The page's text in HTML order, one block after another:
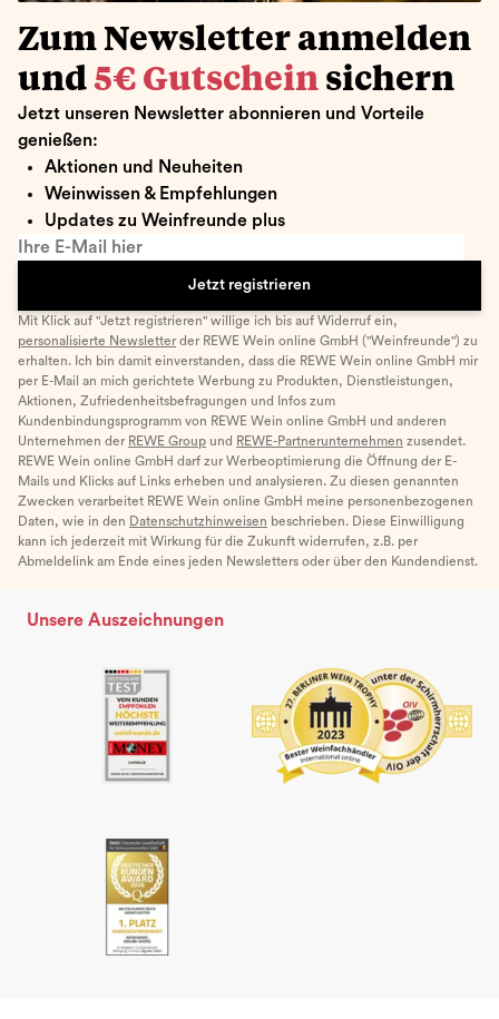
Zum Newsletter anmelden
und 5€ Gutschein sichern
Jetzt unseren Newsletter abonnieren und Vorteile
genießen:
Aktionen und Neuheiten
Weinwissen & Empfehlungen
Updates zu Weinfreunde plus
Ihre E-Mail hier
Jetzt registrieren
Mit Klick auf "Jetzt registrieren" willige ich bis auf Widerruf ein,
personalisierte Newsletter der REWE Wein online GmbH ("Weinfreunde") zu
erhalten. Ich bin damit einverstanden, dass die REWE Wein online GmbH mir
per E-Mail an mich gerichtete Werbung zu Produkten, Dienstleistungen,
Aktionen, Zufriedenheitsbefragungen und Infos zum
Kundenbindungsprogramm von REWE Wein online GmbH und anderen
Unternehmen der REWE Group und REWE-Partnerunternehmen zusendet.
REWE Wein online GmbH darf zur Werbeoptimierung die Öffnung der E-
Mails und Klicks auf Links erheben und analysieren. Zu diesen genannten
Zwecken verarbeitet REWE Wein online GmbH meine personenbezogenen
Daten, wie in den Datenschutzhinweisen beschrieben. Diese Einwilligung
kann ich jederzeit mit Wirkung für die Zukunft widerrufen, z.B. per
Abmeldelink am Ende eines jeden Newsletters oder über den Kundendienst.
Unsere Auszeichnungen